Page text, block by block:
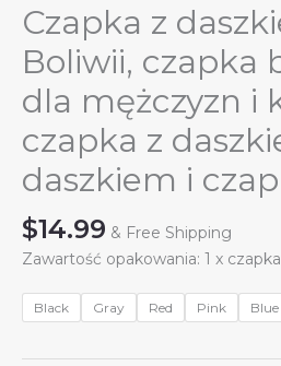
Czapka z
Boliwii, czapka
dla mężczyzn i
czapka z
daszkiem i
$14.99 & Free Shipping
Zawartość opakowania: 1 x
Black Gray Red Pink Blue